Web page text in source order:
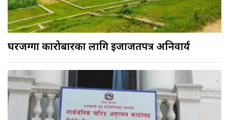
घरजग्गा कारोबारका लागि इजाजतपत्र अनिवार्य